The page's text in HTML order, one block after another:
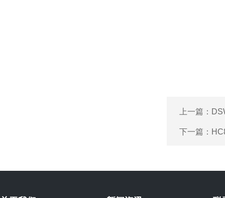
上一篇：
下一篇：